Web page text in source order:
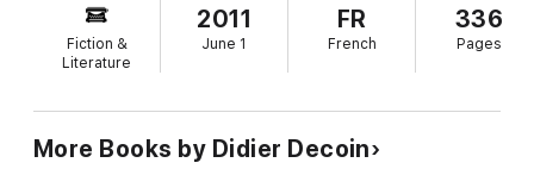
Jayson l’a-t-il adoptée, kidnappée ? Viendra-t-on un jour la
chercher ? Un policier mène son enquête, s’obstine et s’entête
à rechercher les véritables origines d’Emily. Jayson comprend
bientôt que, s’il veut donner une véritable identité à son
sera grandiose et mettra fin à la suspicion de tous, y compris
celle du policier.
Fiction &
Literature
2011
June 1
FR
French
336
Pages
More Books by Didier Decoin